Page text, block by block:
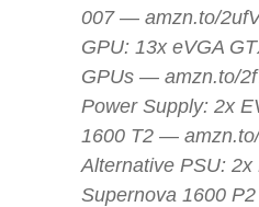
007 — amzn.to/
GPU: 13x eVGA
GPUs — amzn.to/
Power Supply: 2x
1600 T2 —
Alternative PSU: 2x
Supernova 1600